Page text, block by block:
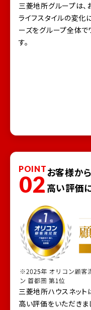
三菱地所グループは、
ライフスタイルの変化
ーズをグループ全体で
す。
POINT
02お客様か
高い評価
三菱地所ハウスネット
高い評価をいただきま